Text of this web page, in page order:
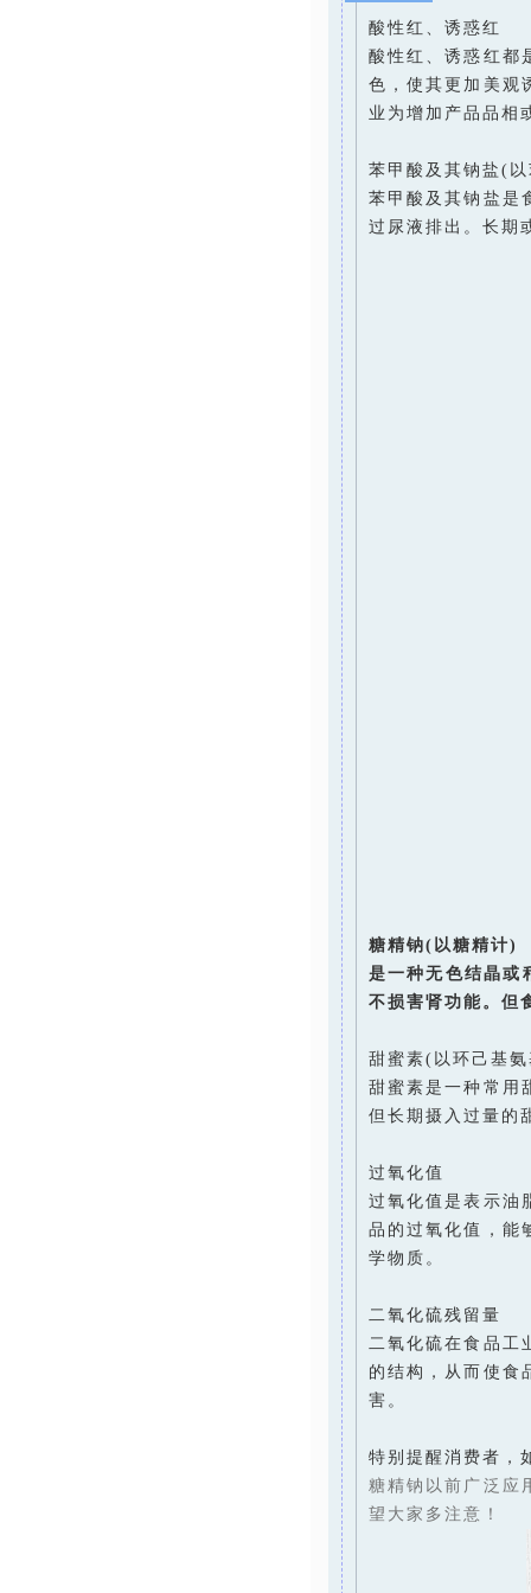
酸性红、诱惑红
酸性红、诱惑红都
色，使其更加美观
业为增加产品品相
苯甲酸及其钠盐(
苯甲酸及其钠盐是
过尿液排出。长期
糖精钠(以糖精计)
是一种无色结晶或
不损害肾功能。但
甜蜜素(以环己基
甜蜜素是一种常用
但长期摄入过量的
过氧化值
过氧化值是表示油
品的过氧化值，能
学物质。
二氧化硫残留量
二氧化硫在食品工
的结构，从而使食
害。
特别提醒消费者，
糖精钠以前广泛应
望大家多注意！